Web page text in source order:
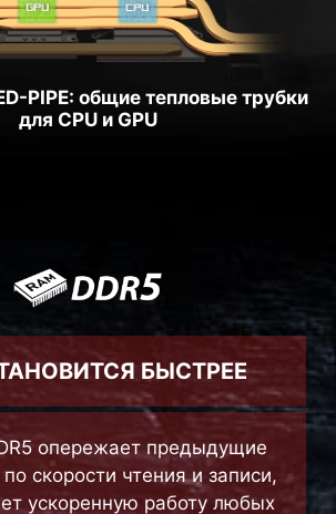
PIPE: общие тепловые трубки
для CPU и GPU
БЫСТРЕЕ
опережает предыдущие
скорости чтения и записи,
ускоренную работу любых